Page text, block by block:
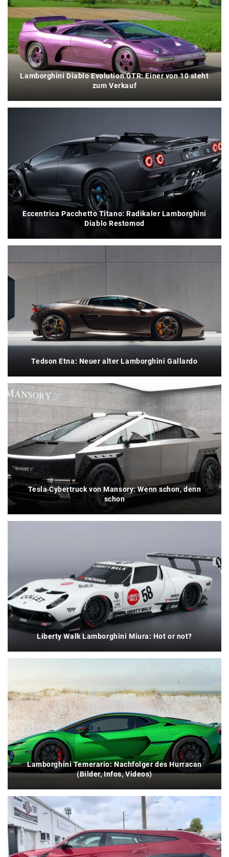
Lamborghini Diablo Evolution GTR: Einer von 10 steht
zum Verkauf
Eccentrica Pacchetto Titano: Radikaler Lamborghini
Diablo Restomod
Tedson Etna: Neuer alter Lamborghini Gallardo
Tesla Cybertruck von Mansory: Wenn schon, denn
schon
Liberty Walk Lamborghini Miura: Hot or not?
Lamborghini Temerario: Nachfolger des Hurracan
(Bilder, Infos, Videos)